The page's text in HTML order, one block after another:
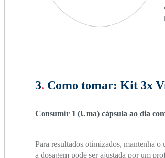
3. Como tomar: Kit 3x
Consumir 1 (Uma) cápsula ao dia
Para resultados otimizados, mantenha
a dosagem pode ser ajustada por um